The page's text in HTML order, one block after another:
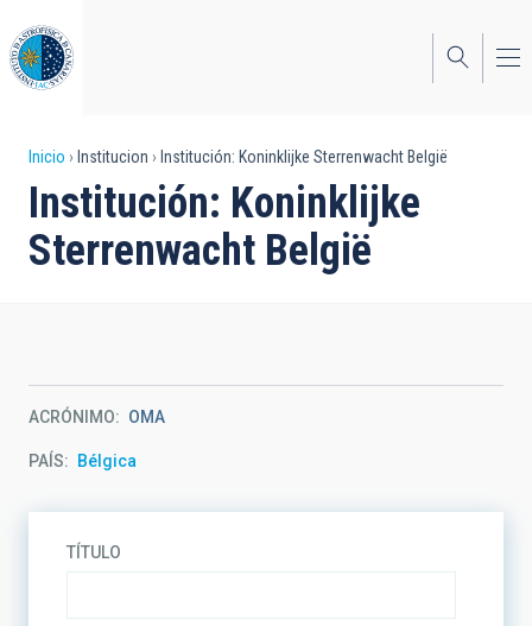
al
contenido
principal
Sobrescribir
enlaces
de
navegación
Inicio Institucion Institución: Koninklijke Sterrenwacht België
Institución: Koninklijke
Sterrenwacht België
ACRÓNIMO OMA
PAÍS Bélgica
TÍTULO